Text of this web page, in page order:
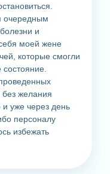
очередным
и
моей жене
которые смогли
без желания
и уже через день
персоналу
избежать